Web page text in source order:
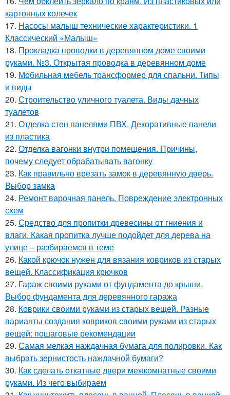
картонных колечек
17. Насосы малыш технические характеристики. 1
Классический «Малыш»
18. Прокладка проводки в деревянном доме своими
руками. №3. Открытая проводка в деревянном доме
19. Мобильная мебель трансформер для спальни. Типы
и виды
20. Строительство уличного туалета. Виды дачных
туалетов
21. Отделка стен панелями ПВХ. Декоративные панели
из пластика
22. Отделка вагонки внутри помещения. Причины,
почему следует обрабатывать вагонку
23. Как правильно врезать замок в деревянную дверь.
Выбор замка
24. Ремонт варочная панель. Повреждение электронных
схем
25. Средство для пропитки древесины от гниения и
влаги. Какая пропитка лучше подойдет для дерева на
улице – разбираемся в теме
26. Какой крючок нужен для вязания ковриков из старых
вещей. Классификация крючков
27. Гараж своими руками от фундамента до крыши.
Выбор фундамента для деревянного гаража
28. Коврики своими руками из старых вещей. Разные
варианты создания ковриков своими руками из старых
вещей: пошаговые рекомендации
29. Самая мелкая наждачная бумага для полировки. Как
выбрать зернистость наждачной бумаги?
30. Как сделать откатные двери межкомнатные своими
руками. Из чего выбираем